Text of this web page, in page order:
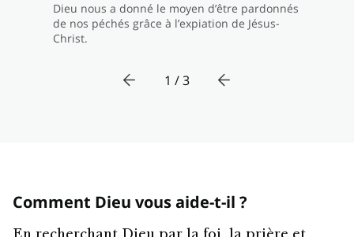
Dieu nous a donné le moyen d’être pardonnés
de nos péchés grâce à l’expiation de Jésus-
Christ.
1 / 3
Comment Dieu vous aide-t-il ?